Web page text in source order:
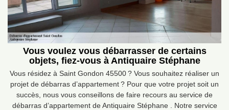
Vous voulez vous débarrasser de certains
objets, fiez-vous à Antiquaire Stéphane
Vous résidez à Saint Gondon 45500 ? Vous souhaitez réaliser un
projet de débarras d’appartement ? Pour que votre projet soit un
succès, nous vous conseillons de faire recours au service de
débarras d’appartement de Antiquaire Stéphane . Notre service